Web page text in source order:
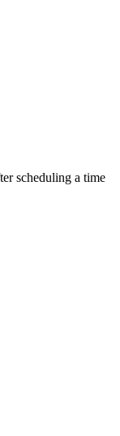
scheduling a time